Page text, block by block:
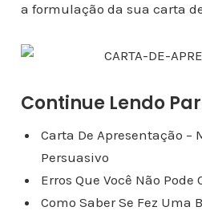
a formulação da sua carta
Continue Lendo
Carta De Apresentação –
Persuasivo
Erros Que Você Não Pode
Como Saber Se Fez Uma